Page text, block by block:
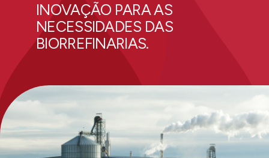
INOVAÇÃO PARA AS
NECESSIDADES DAS
BIORREFINARIAS.